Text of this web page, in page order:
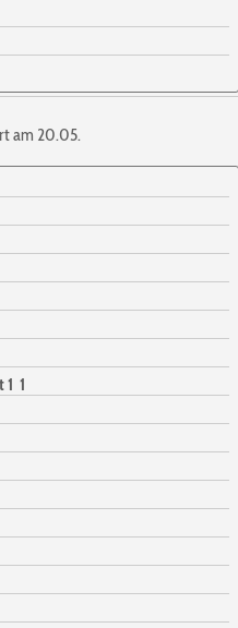
am 20.05.
1 1